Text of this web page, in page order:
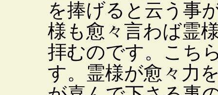
を捧げると云う事
様も愈々言わば霊
拝むのです。こち
す。霊様が愈々力